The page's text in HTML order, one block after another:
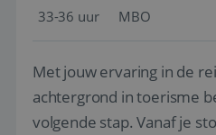
33-36 uur
MBO
Met jouw ervaring in de
achtergrond in toerisme
volgende stap. Vanaf je